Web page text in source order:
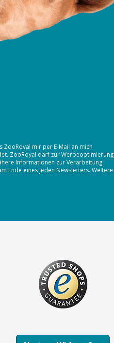
mir per E-Mail an mich
ZooRoyal darf zur Werbeoptimierung
Informationen zur Verarbeitung
Ende eines jeden Newsletters. Weitere